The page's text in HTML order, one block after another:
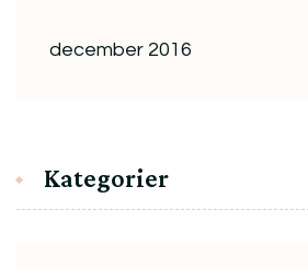
december 2016
Kategorier